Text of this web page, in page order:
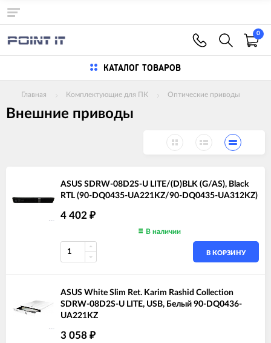
0
КАТАЛОГ ТОВАРОВ
Главная Комплектующие для ПК Оптические приводы
Внешние приводы
ASUS SDRW-08D2S-U LITE/(D)BLK (G/AS), Black
RTL (90-DQ0435-UA221KZ/90-DQ0435-UA312KZ)
4 402 ₽
В наличии
В КОРЗИНУ
ASUS White Slim Ret. Karim Rashid Collection
SDRW-08D2S-U LITE, USB, Белый 90-DQ0436-
UA221KZ
3 058 ₽